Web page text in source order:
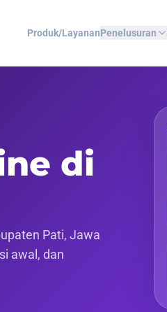
Produk/LayananPenelusuran
di
Pati, Jawa
awal, dan